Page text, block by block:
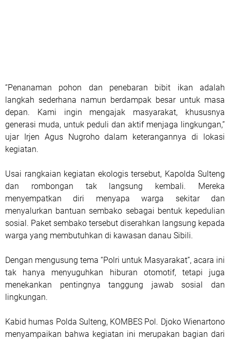
“Penanaman pohon dan penebaran bibit ikan adalah
langkah sederhana namun berdampak besar untuk masa
depan. Kami ingin mengajak masyarakat, khususnya
generasi muda, untuk peduli dan aktif menjaga lingkungan,”
ujar Irjen Agus Nugroho dalam keterangannya di lokasi
kegiatan.
Usai rangkaian kegiatan ekologis tersebut, Kapolda Sulteng
dan rombongan tak langsung kembali. Mereka
menyempatkan diri menyapa warga sekitar dan
menyalurkan bantuan sembako sebagai bentuk kepedulian
sosial. Paket sembako tersebut diserahkan langsung kepada
warga yang membutuhkan di kawasan danau Sibili.
Dengan mengusung tema “Polri untuk Masyarakat”, acara ini
tak hanya menyuguhkan hiburan otomotif, tetapi juga
menekankan pentingnya tanggung jawab sosial dan
lingkungan.
Kabid humas Polda Sulteng, KOMBES Pol. Djoko Wienartono
menyampaikan bahwa kegiatan ini merupakan bagian dari